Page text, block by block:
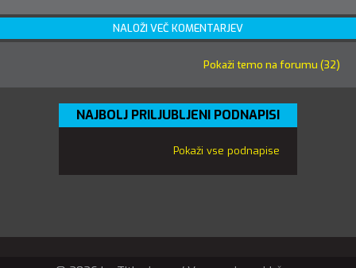
NALOŽI VEČ KOMENTARJEV
Pokaži temo na forumu (32)
NAJBOLJ PRILJUBLJENI PODNAPISI
Pokaži vse podnapise